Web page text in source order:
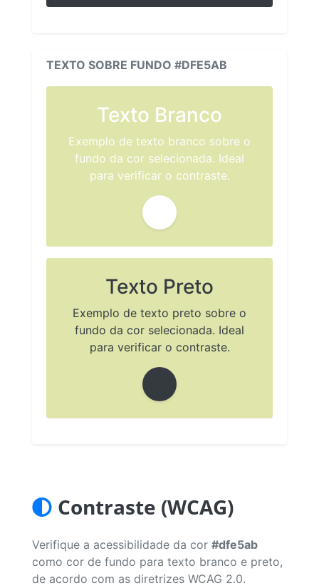
TEXTO SOBRE FUNDO #DFE5AB
Texto Branco
Exemplo de texto branco sobre o
fundo da cor selecionada. Ideal
para verificar o contraste.
Texto Preto
Exemplo de texto preto sobre o
fundo da cor selecionada. Ideal
para verificar o contraste.
Contraste (WCAG)
Verifique a acessibilidade da cor #dfe5ab
como cor de fundo para texto branco e preto,
de acordo com as diretrizes WCAG 2.0.